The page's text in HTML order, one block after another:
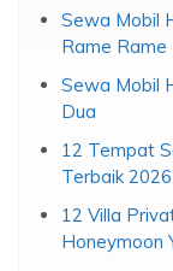
Sewa Mobil
Rame Rame
Sewa Mobil
Dua
12 Tempat
Terbaik 2026
12 Villa
Honeymoon